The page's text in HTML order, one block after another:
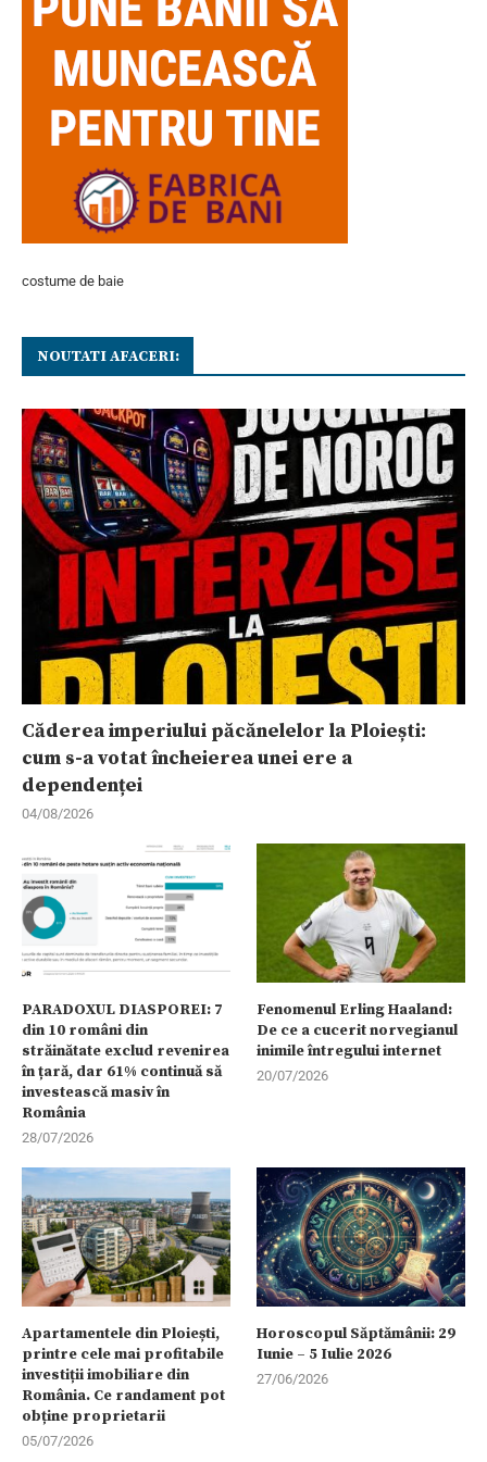
costume de baie
NOUTATI AFACERI:
Căderea imperiului păcănelelor la Ploiești:
cum s-a votat încheierea unei ere a
dependenței
04/08/2026
PARADOXUL DIASPOREI: 7
din 10 români din
străinătate exclud revenirea
în țară, dar 61% continuă să
investească masiv în
România
28/07/2026
Fenomenul Erling Haaland:
De ce a cucerit norvegianul
inimile întregului internet
20/07/2026
Apartamentele din Ploiești,
printre cele mai profitabile
investiții imobiliare din
România. Ce randament pot
obține proprietarii
05/07/2026
Horoscopul Săptămânii: 29
Iunie – 5 Iulie 2026
27/06/2026